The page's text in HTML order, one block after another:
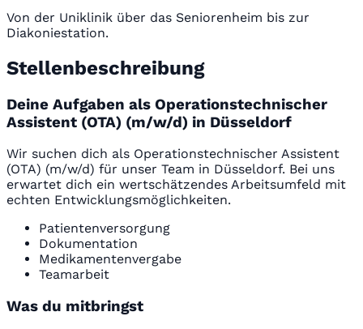
Von der Uniklinik über das Seniorenheim bis zur
Diakoniestation.
Stellenbeschreibung
Deine Aufgaben als Operationstechnischer
Assistent (OTA) (m/w/d) in Düsseldorf
Wir suchen dich als Operationstechnischer Assistent
(OTA) (m/w/d) für unser Team in Düsseldorf. Bei uns
erwartet dich ein wertschätzendes Arbeitsumfeld mit
echten Entwicklungsmöglichkeiten.
Patientenversorgung
Dokumentation
Medikamentenvergabe
Teamarbeit
Was du mitbringst